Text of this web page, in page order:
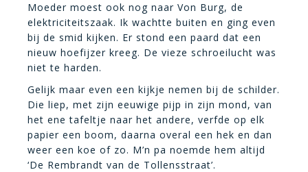
Moeder moest ook nog naar Von Burg, de
elektriciteitszaak. Ik wachtte buiten en ging even
bij de smid kijken. Er stond een paard dat een
nieuw hoefijzer kreeg. De vieze schroeilucht was
niet te harden.
Gelijk maar even een kijkje nemen bij de schilder.
Die liep, met zijn eeuwige pijp in zijn mond, van
het ene tafeltje naar het andere, verfde op elk
papier een boom, daarna overal een hek en dan
weer een koe of zo. M’n pa noemde hem altijd
‘De Rembrandt van de Tollensstraat’.